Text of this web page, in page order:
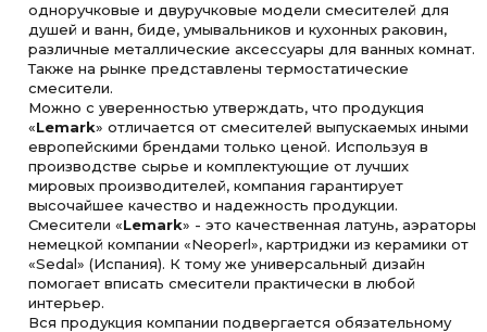
одноручковые и двуручковые модели смесителей для
душей и ванн, биде, умывальников и кухонных раковин,
различные металлические аксессуары для ванных комнат.
Также на рынке представлены термостатические
смесители.
Можно с уверенностью утверждать, что продукция
«Lemark» отличается от смесителей выпускаемых иными
европейскими брендами только ценой. Используя в
производстве сырье и комплектующие от лучших
мировых производителей, компания гарантирует
высочайшее качество и надежность продукции.
Смесители «Lemark» - это качественная латунь, аэраторы
немецкой компании «Neoperl», картриджи из керамики от
«Sedal» (Испания). К тому же универсальный дизайн
помогает вписать смесители практически в любой
интерьер.
Вся продукция компании подвергается обязательному